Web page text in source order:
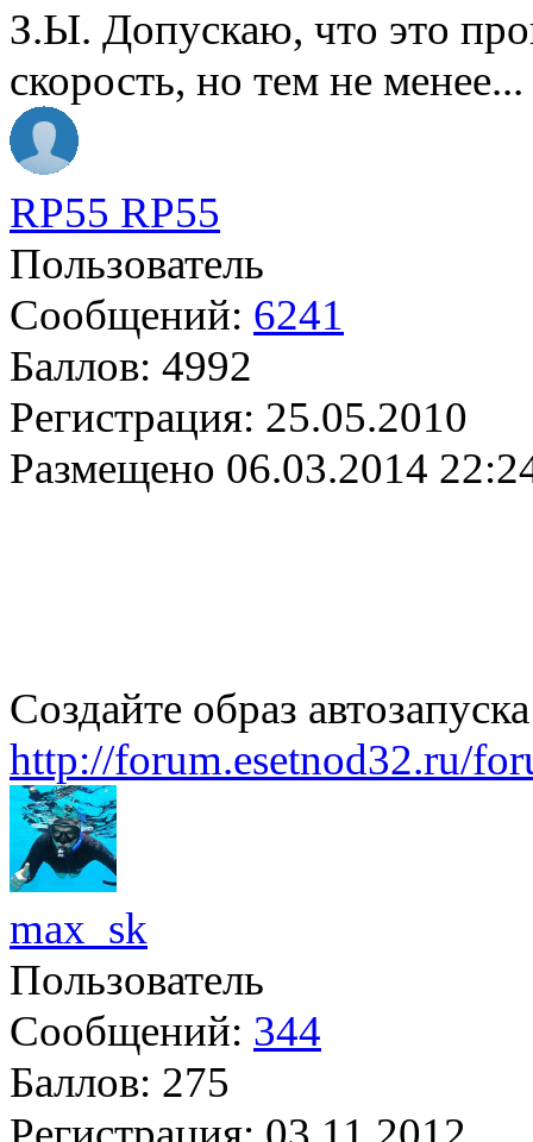
З.Ы. Допускаю, что это
скорость, но тем не менее...
RP55 RP55
Пользователь
Сообщений: 6241
Баллов: 4992
Регистрация: 25.05.2010
Размещено 06.03.2014
Создайте образ
http://forum.esetnod32.ru/
max_sk
Пользователь
Сообщений: 344
Баллов: 275